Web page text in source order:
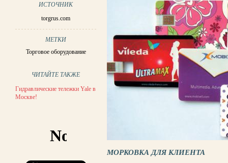
ИСТОЧНИК
torgrus.com
МЕТКИ
Торговое оборудование
ЧИТАЙТЕ ТАКЖЕ
Гидравлические тележки Yale в
Москве!
МОРКОВКА ДЛЯ КЛИЕНТА